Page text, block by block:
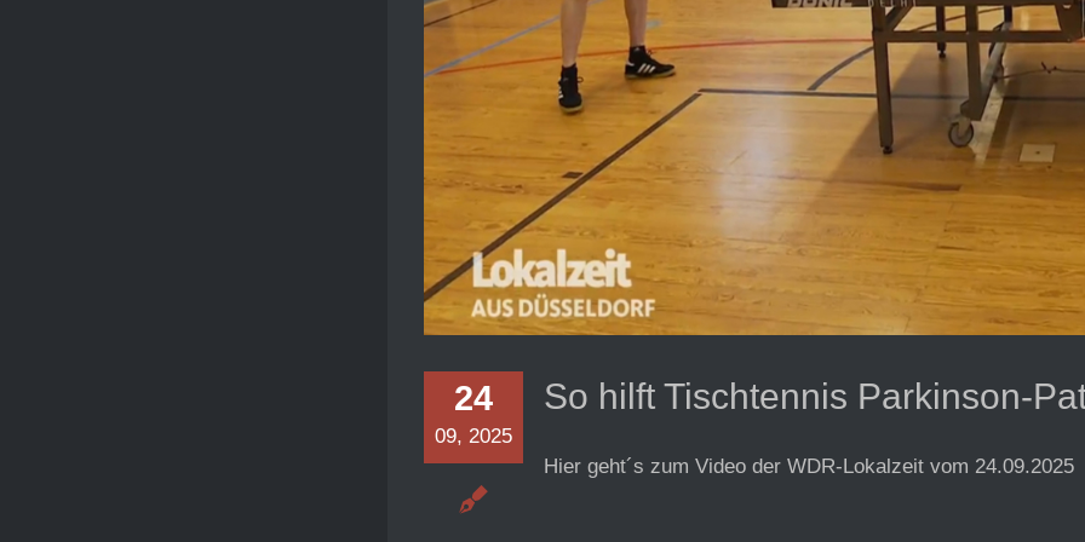
24
09, 2025
So hilft Tischtennis Parkinson-
Hier geht´s zum Video der WDR-Lokalzeit vom 24.09.2025